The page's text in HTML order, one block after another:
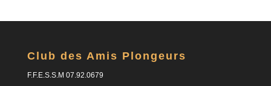
Club des Amis Plongeurs
F.F.E.S.S.M 07.92.0679